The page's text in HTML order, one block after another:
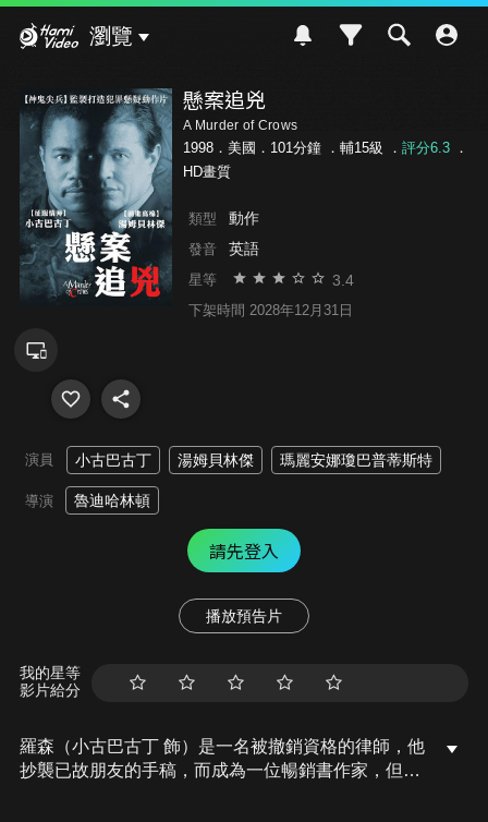
瀏覽
懸案追兇
A Murder of Crows
1998．美國．101分鐘 ． 輔15級 ． 評分6.3．
HD畫質
類型 動作
發音 英語
星等 3.4
下架時間 2028年12月31日
演員 小古巴古丁 湯姆貝林傑 瑪麗安娜瓊巴普蒂斯特
導演 魯迪哈林頓
請先登入
播放預告片
我的星等
影片給分
羅森（小古巴古丁 飾）是一名被撤銷資格的律師，他
抄襲已故朋友的手稿，而成為一位暢銷書作家，但當